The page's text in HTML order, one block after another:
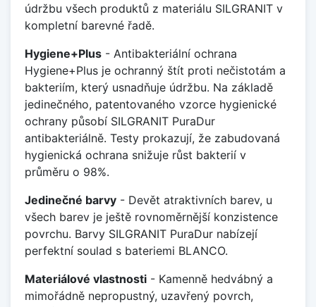
údržbu všech produktů z materiálu SILGRANIT v
kompletní barevné řadě.
Hygiene+Plus - Antibakteriální ochrana
Hygiene+Plus je ochranný štít proti nečistotám a
bakteriím, který usnadňuje údržbu. Na základě
jedinečného, patentovaného vzorce hygienické
ochrany působí SILGRANIT PuraDur
antibakteriálně. Testy prokazují, že zabudovaná
hygienická ochrana snižuje růst bakterií v
průměru o 98%.
Jedinečné barvy - Devět atraktivních barev, u
všech barev je ještě rovnoměrnější konzistence
povrchu. Barvy SILGRANIT PuraDur nabízejí
perfektní soulad s bateriemi BLANCO.
Materiálové vlastnosti - Kamenně hedvábný a
mimořádně nepropustný, uzavřený povrch,